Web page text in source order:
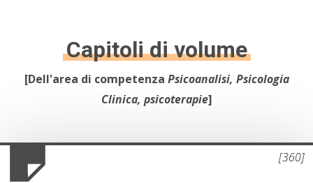
Formazione operatori sanitari
dei mass-media
Capitoli di volume
[Dell'area di competenza Psicoanalisi, Psicologia
Clinica, psicoterapie]
[360]